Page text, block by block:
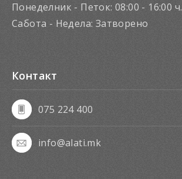
Понеделник - Петок: 08:00 - 16:00 ч.
Сабота - Недела: Затворено
Контакт
075 224 400
info@alati.mk